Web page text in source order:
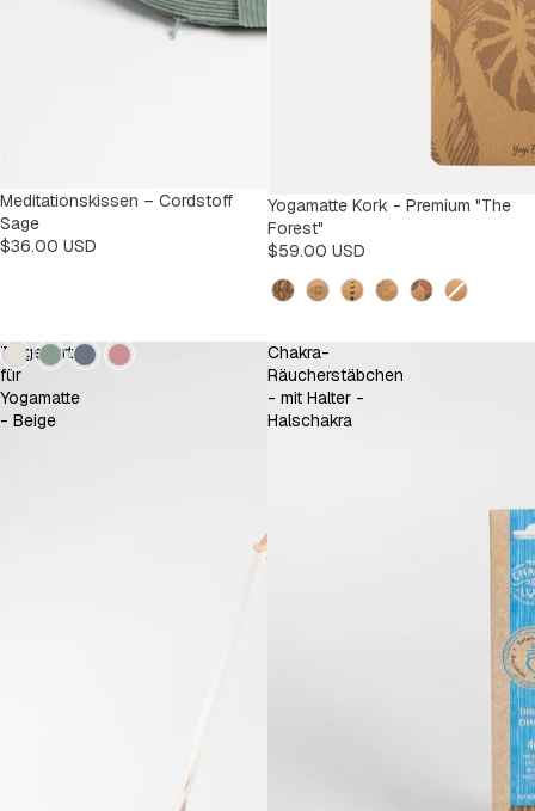
Meditationskissen – Cordstoff
Sage
$36.00 USD
Kleur
Yogamatte Kork - Premium "The
Forest"
$59.00 USD
Design
Tragegurt
für
Yogamatte
- Beige
Chakra-
Räucherstäbchen
- mit Halter -
Halschakra